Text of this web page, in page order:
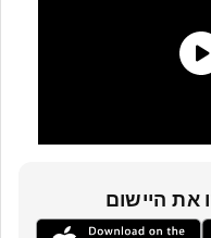
את היישום